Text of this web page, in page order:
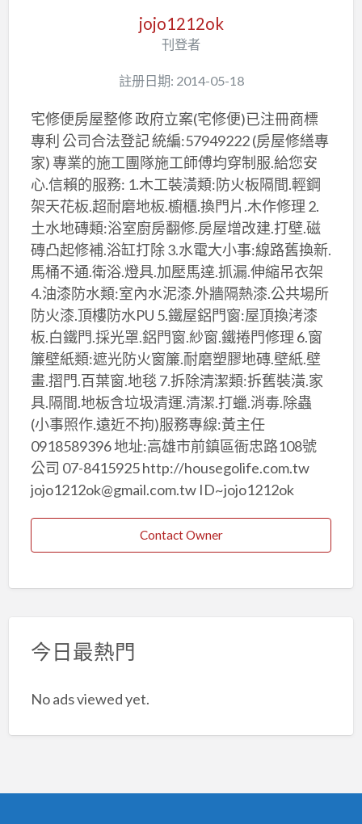
jojo1212ok
刊登者
註册日期: 2014-05-18
宅修便房屋整修 政府立案(宅修便)已注冊商標
專利 公司合法登記 統編:57949222 (房屋修繕專
家) 專業的施工團隊施工師傅均穿制服.給您安
心.信賴的服務: 1.木工裝潢類:防火板隔間.輕鋼
架天花板.超耐磨地板.櫥櫃.換門片.木作修理 2.
土水地磚類:浴室廚房翻修.房屋增改建.打壁.磁
磚凸起修補.浴缸打除 3.水電大小事:線路舊換新.
馬桶不通.衛浴.燈具.加壓馬達.抓漏.伸縮吊衣架
4.油漆防水類:室內水泥漆.外牆隔熱漆.公共場所
防火漆.頂樓防水PU 5.鐵屋鋁門窗:屋頂換洘漆
板.白鐵門.採光罩.鋁門窗.紗窗.鐵捲門修理 6.窗
簾壁紙類:遮光防火窗簾.耐磨塑膠地磚.壁紙.壁
畫.摺門.百葉窗.地毯 7.拆除清潔類:拆舊裝潢.家
具.隔間.地板含垃圾清運.清潔.打蠟.消毒.除蟲
(小事照作.遠近不拘)服務專線:黃主任
0918589396 地址:高雄市前鎮區衙忠路108號
公司 07-8415925 http://housegolife.com.tw
jojo1212ok@gmail.com.tw ID~jojo1212ok
Contact Owner
今日最熱門
No ads viewed yet.